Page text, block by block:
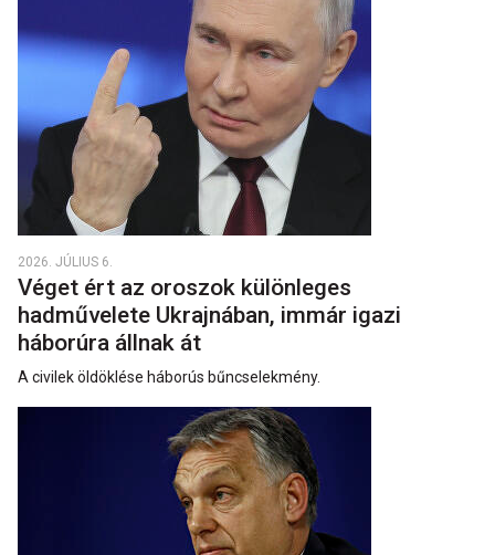
2026. JÚLIUS 6.
Véget ért az oroszok különleges
hadművelete Ukrajnában, immár igazi
háborúra állnak át
A civilek öldöklése háborús bűncselekmény.